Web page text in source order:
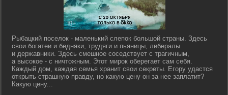
Рыбацкий поселок - маленький слепок большой страны. Здесь
свои богатеи и бедняки, трудяги и пьяницы, либералы
и державники. Здесь смешное соседствует с трагичным,
а высокое - с ничтожным. Этот мирок оберегает сам себя.
Каждый дом, каждая семья хранит свои секреты. Егору удастся
открыть страшную правду, но какую цену он за нее заплатит?
Какую цену...